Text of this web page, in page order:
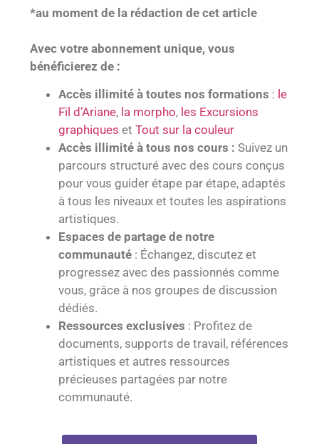
*au moment de la rédaction de cet article
Avec votre abonnement unique, vous
bénéficierez de :
Accès illimité à toutes nos formations : le
Fil d’Ariane, la morpho, les Excursions
graphiques etTout sur la couleur
Accès illimité à tous nos cours : Suivez un
parcours structuré avec des cours conçus
pour vous guider étape par étape, adaptés
à tous les niveaux et toutes les aspirations
artistiques.
Espaces de partage de notre
communauté : Échangez, discutez et
progressez avec des passionnés comme
vous, grâce à nos groupes de discussion
dédiés.
Ressources exclusives : Profitez de
documents, supports de travail, références
artistiques et autres ressources
précieuses partagées par notre
communauté.